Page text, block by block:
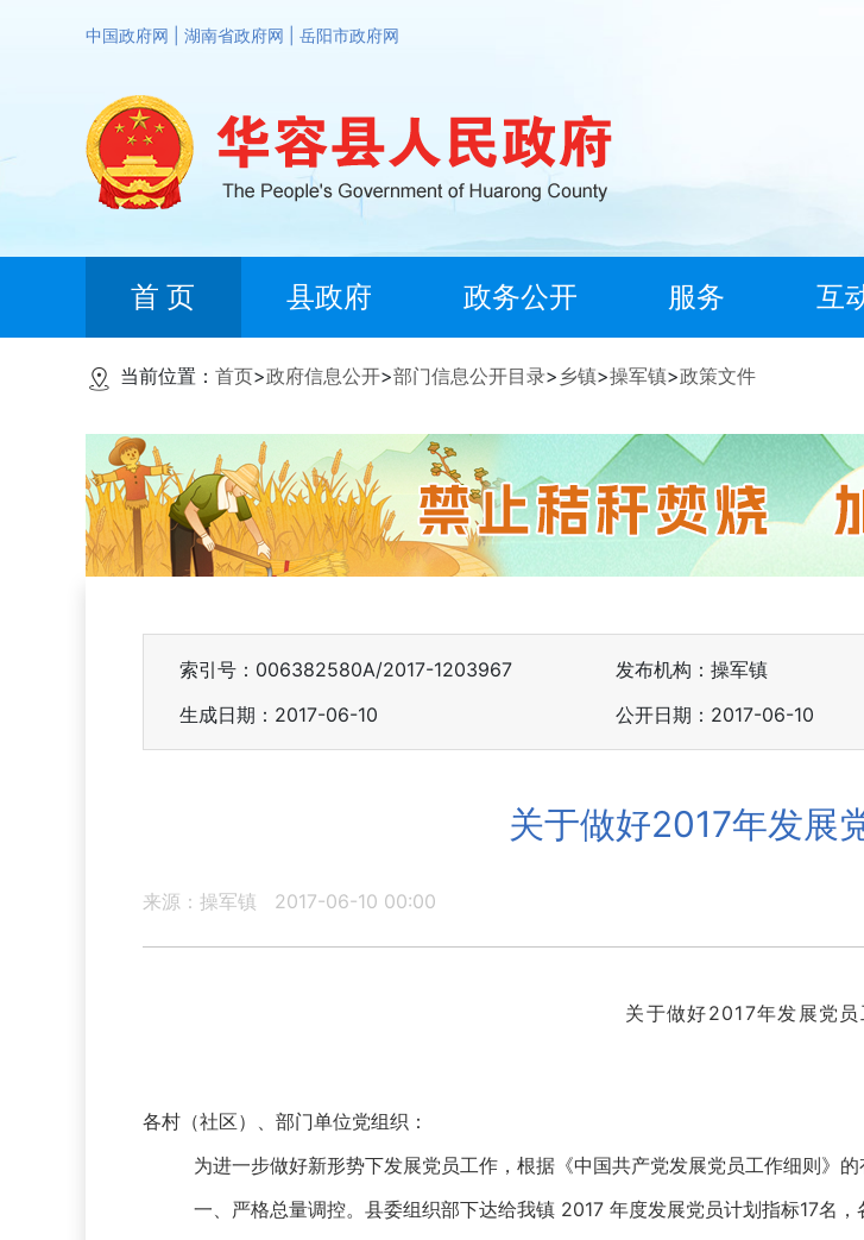
中国政府网 湖南省政府网 岳阳市政府网
首 页 县政府 政务公开 服务 互
当前位置： 首页>政府信息公开>部门信息公开目录> 乡镇>操军镇>政策文件
索引号：006382580A/2017-1203967 发布机构：操军镇
生成日期：2017-06-10
公开日期：2017-06-10
关于做好2017年发展
来源：操军镇 2017-06-10 00:00
关于做好2017年发展党员
各村（社区）、部门单位党组织：
为进一步做好新形势下发展党员工作，根据《中国共产党发展党员工作细则》
一、严格总量调控。县委组织部下达给我镇 2017 年度发展党员计划指标17名